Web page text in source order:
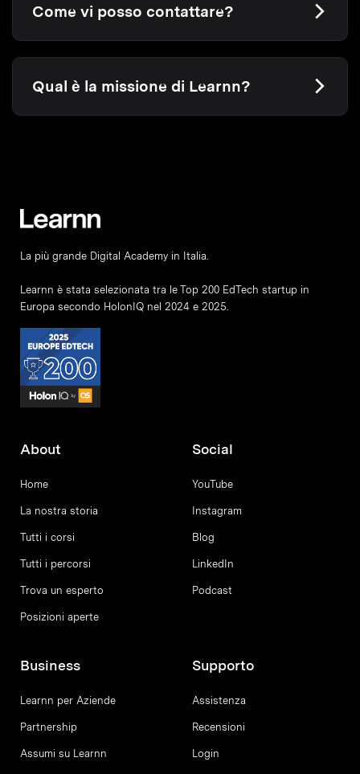
Come vi posso contattare?
Qual è la missione di Learnn?
La più grande Digital Academy in Italia.
Learnn è stata selezionata tra le Top 200 EdTech startup in
Europa secondo HolonIQ nel 2024 e 2025.
About
Home
La nostra storia
Tutti i corsi
Tutti i percorsi
Trova un esperto
Posizioni aperte
Social
YouTube
Instagram
Blog
LinkedIn
Podcast
Business
Learnn per Aziende
Partnership
Assumi su Learnn
Supporto
Assistenza
Recensioni
Login